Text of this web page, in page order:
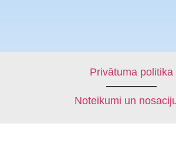
Privātuma politika
Noteikumi un